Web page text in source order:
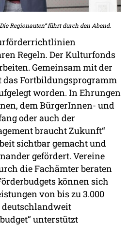
Regionauten“ führt durch den Abend.
Regeln. Der Kulturfonds
Gemeinsam mit der
Fortbildungsprogramm
worden. In Ehrungen
dem BürgerInnen- und
oder auch der
braucht Zukunft“
sichtbar gemacht und
gefördert. Vereine
die Fachämter beraten
können sich
von bis zu 3.000
deutschlandweit
unterstützt